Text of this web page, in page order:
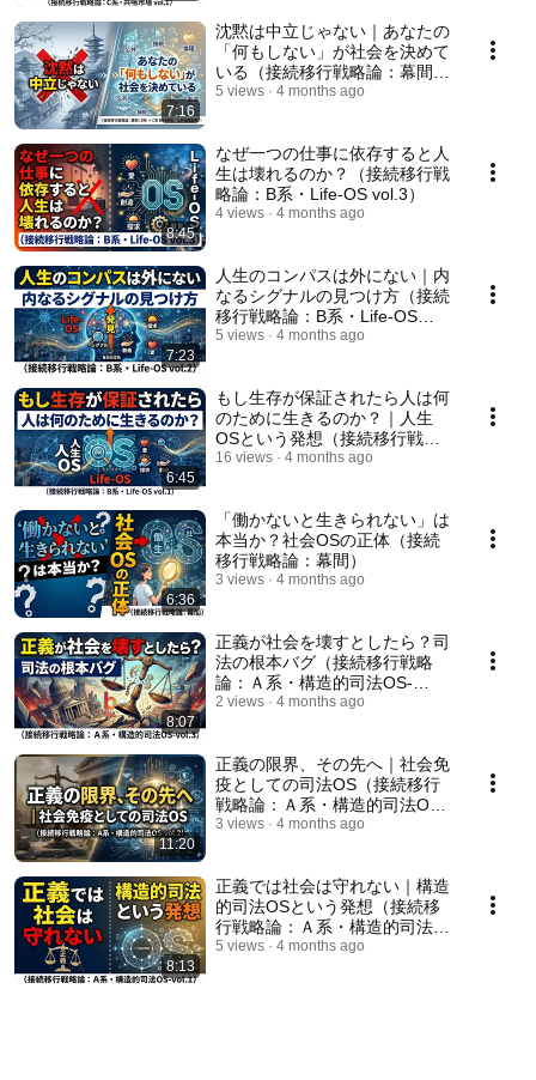
7:16
沈黙は中立じゃない｜あなたの
「何もしない」が社会を決めて
いる（接続移行戦略論：幕間
［B系 → C系 移行検疫／公共倫
5 views 4 months ago
8:45
なぜ一つの仕事に依存すると人
生は壊れるのか？（接続移行戦
略論：B系・Life-OS vol.3）
4 views 4 months ago
7:23
人生のコンパスは外にない｜内
なるシグナルの見つけ方（接続
移行戦略論：B系・Life-OS
vol.2）
5 views 4 months ago
6:45
もし生存が保証されたら人は何
のために生きるのか？｜人生
OSという発想（接続移行戦略
論：B系・Life-OS vol.1）
16 views 4 months ago
6:36
「働かないと生きられない」は
本当か？社会OSの正体（接続
移行戦略論：幕間）
3 views 4 months ago
8:07
正義が社会を壊すとしたら？司
法の根本バグ（接続移行戦略
論：Ａ系・構造的司法OS-
vol.3）
2 views 4 months ago
11:20
正義の限界、その先へ｜社会免
疫としての司法OS（接続移行
戦略論：Ａ系・構造的司法OS-
vol.2）
3 views 4 months ago
8:13
正義では社会は守れない｜構造
的司法OSという発想（接続移
行戦略論：Ａ系・構造的司法
OS-vol.1）
5 views 4 months ago